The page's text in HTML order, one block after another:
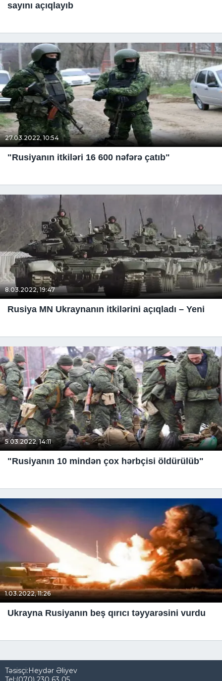
sayını açıqlayıb
27.03.2022, 10:54
"Rusiyanın itkiləri 16 600 nəfərə çatıb"
8.03.2022, 19:47
Rusiya MN Ukraynanın itkilərini açıqladı – Yeni
5.03.2022, 14:11
"Rusiyanın 10 mindən çox hərbçisi öldürülüb"
1.03.2022, 11:26
Ukrayna Rusiyanın beş qırıcı təyyarəsini vurdu
Təsisçi:Heydər Əliyev